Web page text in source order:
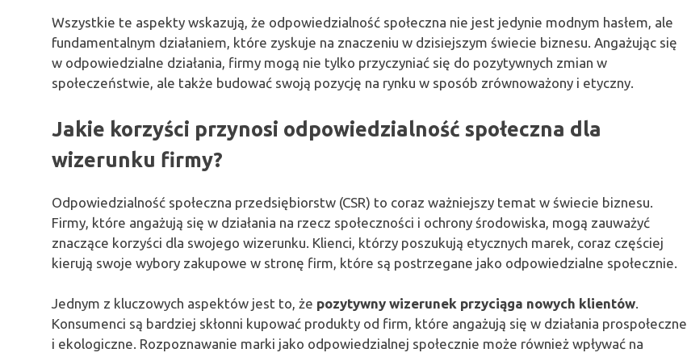
Wszystkie te aspekty wskazują, że odpowiedzialność społeczna nie jest jedynie modnym hasłem, ale
fundamentalnym działaniem, które zyskuje na znaczeniu w dzisiejszym świecie biznesu. Angażując się
w odpowiedzialne działania, firmy mogą nie tylko przyczyniać się do pozytywnych zmian w
społeczeństwie, ale także budować swoją pozycję na rynku w sposób zrównoważony i etyczny.
Jakie korzyści przynosi odpowiedzialność społeczna dla
wizerunku firmy?
Odpowiedzialność społeczna przedsiębiorstw (CSR) to coraz ważniejszy temat w świecie biznesu.
Firmy, które angażują się w działania na rzecz społeczności i ochrony środowiska, mogą zauważyć
znaczące korzyści dla swojego wizerunku. Klienci, którzy poszukują etycznych marek, coraz częściej
kierują swoje wybory zakupowe w stronę firm, które są postrzegane jako odpowiedzialne społecznie.
Jednym z kluczowych aspektów jest to, że pozytywny wizerunek przyciąga nowych klientów.
Konsumenci są bardziej skłonni kupować produkty od firm, które angażują się w działania prospołeczne
i ekologiczne. Rozpoznawanie marki jako odpowiedzialnej społecznie może również wpływać na